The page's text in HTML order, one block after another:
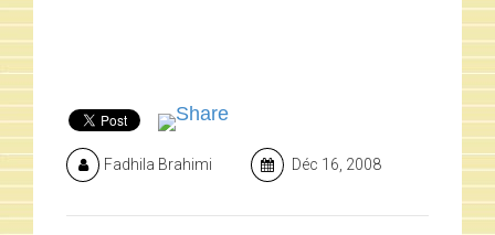
Fadhila Brahimi Déc 16, 2008